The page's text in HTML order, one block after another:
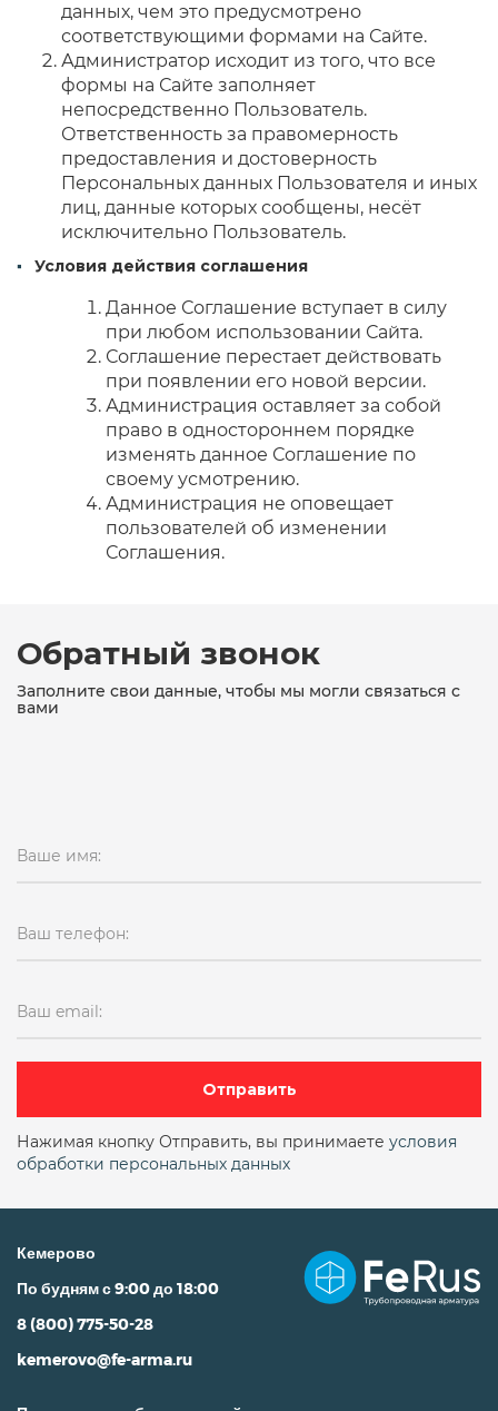
данных, чем это предусмотрено
соответствующими формами на Сайте.
Администратор исходит из того, что все
формы на Сайте заполняет
непосредственно Пользователь.
Ответственность за правомерность
предоставления и достоверность
Персональных данных Пользователя и иных
лиц, данные которых сообщены, несёт
исключительно Пользователь.
Условия действия соглашения
Данное Соглашение вступает в силу
при любом использовании Сайта.
Соглашение перестает действовать
при появлении его новой версии.
Администрация оставляет за собой
право в одностороннем порядке
изменять данное Соглашение по
своему усмотрению.
Администрация не оповещает
пользователей об изменении
Соглашения.
Обратный звонок
Заполните свои данные, чтобы мы могли связаться с
вами
Ваше имя:
Ваш телефон:
Ваш email:
Отправить
Нажимая кнопку Отправить, вы принимаете условия
обработки персональных данных
Кемерово
По будням с 9:00 до 18:00
8 (800) 775-50-28
kemerovo@fe-arma.ru